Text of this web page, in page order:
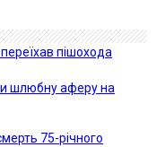
пішохода
шлюбну аферу на
75-річного